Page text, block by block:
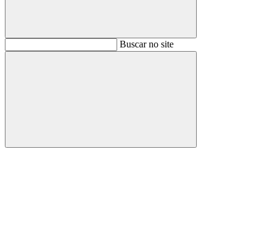
BuscarBuscar no site
Buscar